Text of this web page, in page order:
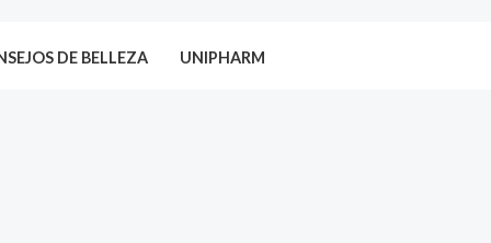
DE BELLEZA UNIPHARM